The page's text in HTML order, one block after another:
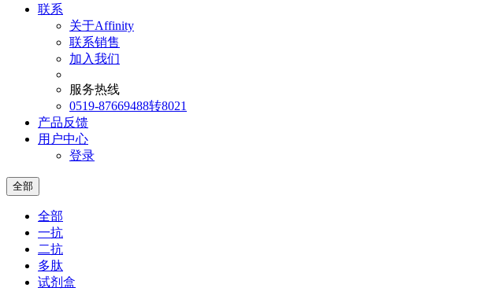
联系
关于Affinity
联系销售
加入我们
服务热线
0519-87669488转8021
产品反馈
用户中心
登录
全部
全部
一抗
二抗
多肽
试剂盒